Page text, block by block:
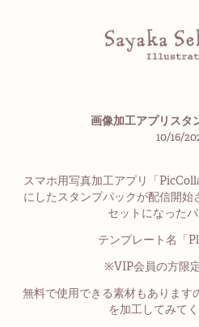
画像加工アプリスタ
10/16/
スマホ用写真加工アプリ「
にしたスタンプパックが配信開始
セットになったパ
テンプレート名「
※VIP会員の方限
無料で使用できる素材もあります
を加工してみて